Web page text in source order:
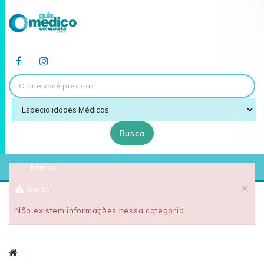
Busca
Menu
×
Aviso!
Não existem informações nessa categoria